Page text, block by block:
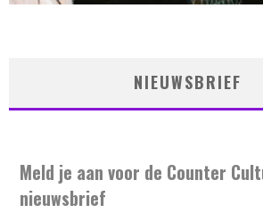
NIEUWSBRIEF
Meld je aan voor de Counter
nieuwsbrief